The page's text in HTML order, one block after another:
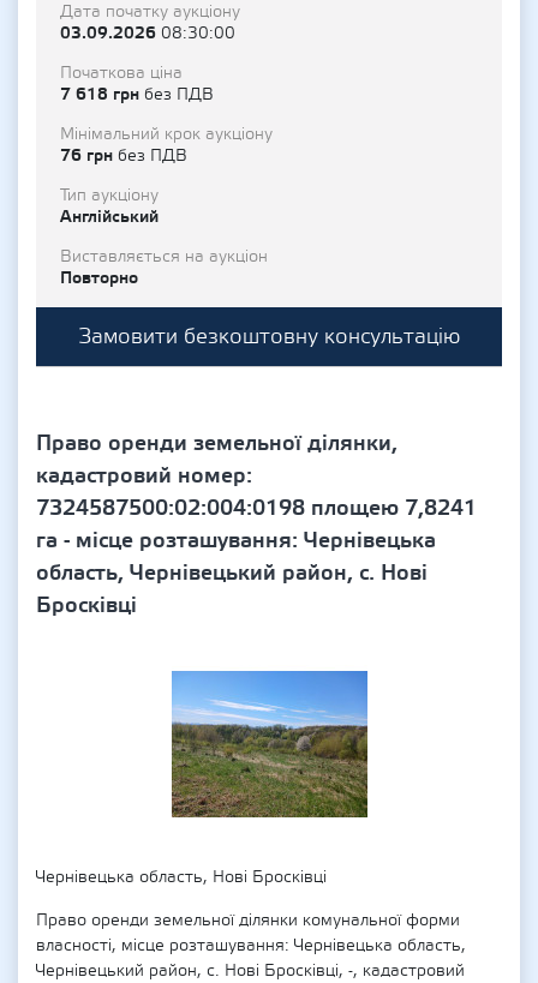
Дата початку аукціону
03.09.2026 08:30:00
Початкова ціна
7 618 грн без ПДВ
Мінімальний крок аукціону
76 грн без ПДВ
Тип аукціону
Англійський
Виставляється на аукціон
Повторно
Замовити безкоштовну консультацію
Право оренди земельної ділянки,
кадастровий номер:
7324587500:02:004:0198 площею 7,8241
га - місце розташування: Чернівецька
область, Чернівецький район, с. Нові
Бросківці
Чернівецька область, Нові Бросківці
Право оренди земельної ділянки комунальної форми
власності, місце розташування: Чернівецька область,
Чернівецький район, с. Нові Бросківці, -, кадастровий